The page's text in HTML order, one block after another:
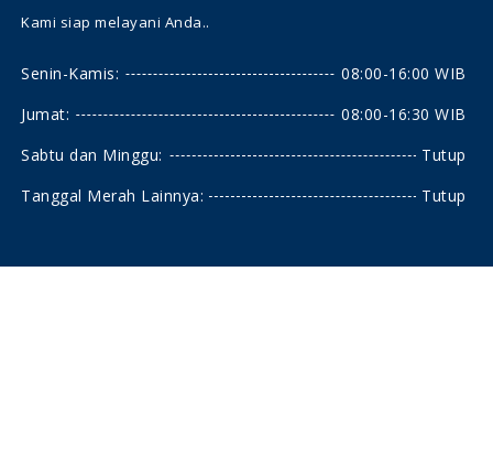
Kami siap melayani Anda..
Senin-Kamis:
08:00-16:00 WIB
Jumat:
08:00-16:30 WIB
Sabtu dan Minggu:
Tutup
Tanggal Merah Lainnya:
Tutup